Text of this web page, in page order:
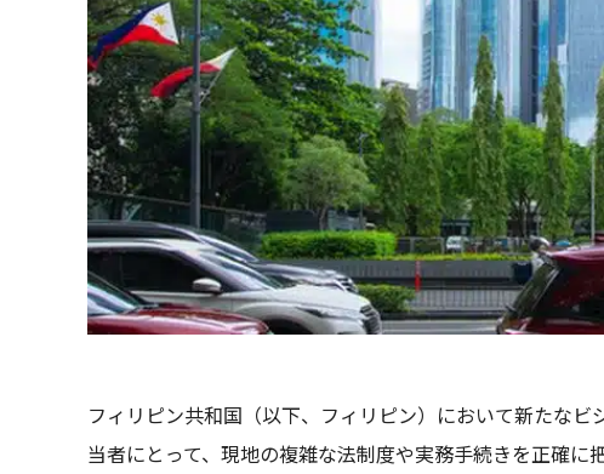
フィリピン共和国（以下、フィリピン）において新たな
当者にとって、現地の複雑な法制度や実務手続きを正確に